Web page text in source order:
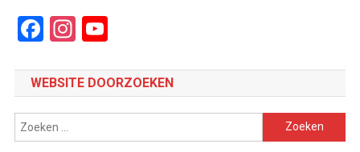
Facebook
Instagram
YouTube
WEBSITE DOORZOEKEN
Zoeken
naar: